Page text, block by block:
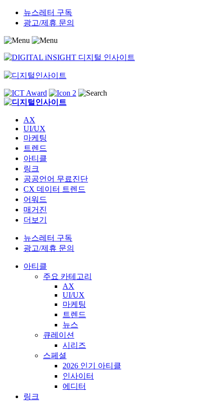
Skip
content
뉴스레터 구독
광고/제휴 문의
AX
UI/UX
마케팅
트렌드
아티클
링크
공공언어 무료진단
CX 데이터 트렌드
어워드
매거진
더보기
뉴스레터 구독
광고/제휴 문의
아티클
주요 카테고리
AX
UI/UX
마케팅
트렌드
뉴스
큐레이션
시리즈
스페셜
2026 인기 아티클
인사이터
에디터
링크